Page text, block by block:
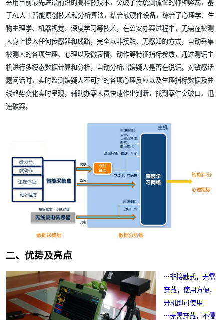
采用目前最先进最前沿的高科技技术，突破了传统测谎仪的种种弊端，基
于AI人工智能原创技术和分析算法，结合软硬件设备，综合了心理学、生
物生理学、机器视觉、深度学习等技术，在公安办案过程中，无需在被测
人身上接入任何传感器和线路，完全以非接触、无感知的方式，自动采集
被测人的各项生理、心理以及微表情、动作等特征指标参数，通过测谎主
机进行多模态数据计算和分析，自动分析出嫌疑人是否在说谎。对敏感话
题问话时，实时监测嫌疑人不可控的各项心理反应以及生理指标数据及曲
线趋势变化实时呈现，辅助办案人员快速作出判断，找到案件突破口，迅
速破案。
二、优势及亮点
···非接触式，无需
穿戴，使用方便，
开机即可使用
···无需穿戴，不侵